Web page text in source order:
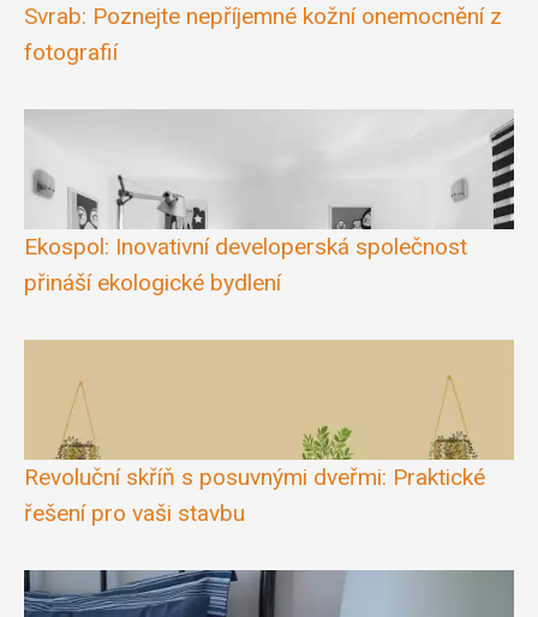
Svrab: Poznejte nepříjemné kožní onemocnění z
fotografií
Ekospol: Inovativní developerská společnost
přináší ekologické bydlení
Revoluční skříň s posuvnými dveřmi: Praktické
řešení pro vaši stavbu